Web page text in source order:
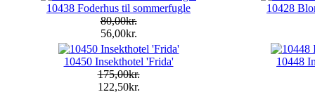
10438 Foderhus til sommerfugle
80,00kr.
56,00kr.
10428
10450 Insekthotel 'Frida'
175,00kr.
122,50kr.
10448